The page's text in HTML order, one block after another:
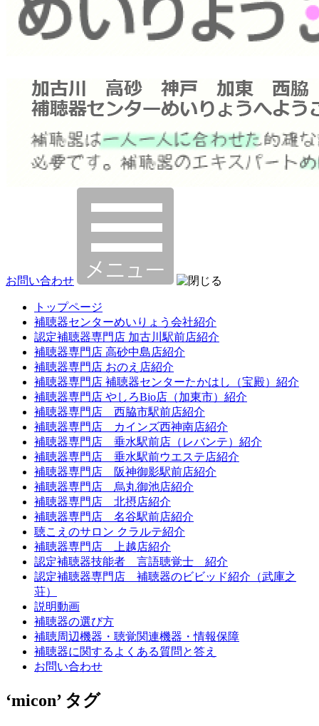
お問い合わせ
トップページ
補聴器センターめいりょう会社紹介
認定補聴器専門店 加古川駅前店紹介
補聴器専門店 高砂中島店紹介
補聴器専門店 おのえ店紹介
補聴器専門店 補聴器センターたかはし（宝殿）紹介
補聴器専門店 やしろBio店（加東市）紹介
補聴器専門店 西脇市駅前店紹介
補聴器専門店 カインズ西神南店紹介
補聴器専門店 垂水駅前店（レバンテ）紹介
補聴器専門店 垂水駅前ウエステ店紹介
補聴器専門店 阪神御影駅前店紹介
補聴器専門店 烏丸御池店紹介
補聴器専門店 北摂店紹介
補聴器専門店 名谷駅前店紹介
聴こえのサロン クラルテ紹介
補聴器専門店 上越店紹介
認定補聴器技能者 言語聴覚士 紹介
認定補聴器専門店 補聴器のビビッド紹介（武庫之
荘）
説明動画
補聴器の選び方
補聴周辺機器・聴覚関連機器・情報保障
補聴器に関するよくある質問と答え
お問い合わせ
‘micon’ タグ